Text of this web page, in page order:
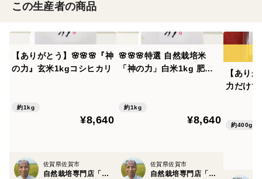
この生産者の商品
【ありがとう】🌸🌸🌸『神
の力』玄米1kgコシヒカリ
約1kg
¥8,640
佐賀県佐賀市
自然栽培専門店「自然栽培園北村」
🌸🌸🌸特選 自然栽培米
「神の力」白米1kg 肥
約1kg
¥8,640
佐賀県佐賀市
自然栽培専門店「自然栽培園北村」
【あり
力だけ
約400g